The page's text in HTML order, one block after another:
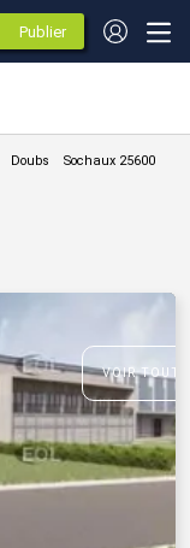
Publier
des
annonces
VOIR